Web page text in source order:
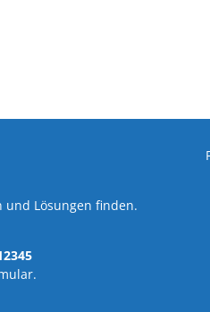
und Lösungen finden.